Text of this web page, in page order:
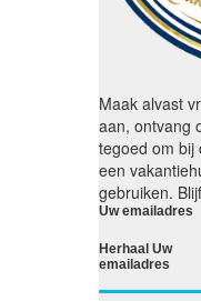
Maak alvast
aan, ontvang
tegoed om bij
een
gebruiken.
Uw emailadres
Herhaal Uw
emailadres